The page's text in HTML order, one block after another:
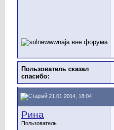
Пользователь сказал
cпасибо:
21.01.2014, 18:04
Рина
Пользователь